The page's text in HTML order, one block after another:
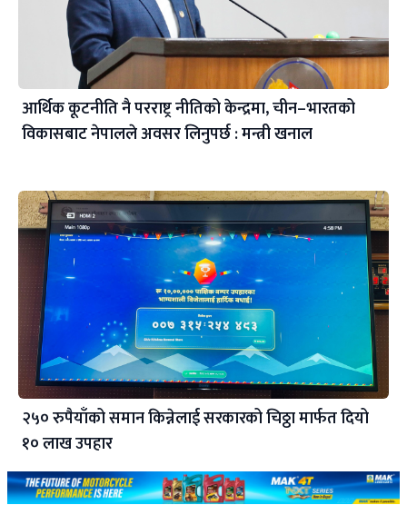
आर्थिक कूटनीति नै परराष्ट्र नीतिको केन्द्रमा, चीन–भारतको
विकासबाट नेपालले अवसर लिनुपर्छ : मन्त्री खनाल
२५० रुपैयाँको समान किन्नेलाई सरकारको चिठ्ठा मार्फत दियो
१० लाख उपहार